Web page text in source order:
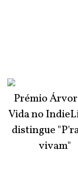
Prémio
Vida no
distingue
vivam"